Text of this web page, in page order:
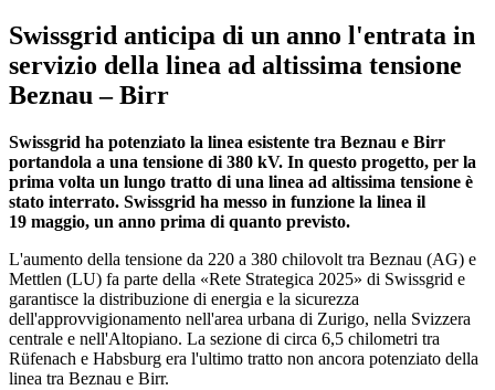
Swissgrid anticipa di un anno l'entrata in
servizio della linea ad altissima tensione
Beznau – Birr
Swissgrid ha potenziato la linea esistente tra Beznau e Birr
portandola a una tensione di 380 kV. In questo progetto, per la
prima volta un lungo tratto di una linea ad altissima tensione è
stato interrato. Swissgrid ha messo in funzione la linea il
19 maggio, un anno prima di quanto previsto.
L'aumento della tensione da 220 a 380 chilovolt tra Beznau (AG) e
Mettlen (LU) fa parte della «Rete Strategica 2025» di Swissgrid e
garantisce la distribuzione di energia e la sicurezza
dell'approvvigionamento nell'area urbana di Zurigo, nella Svizzera
centrale e nell'Altopiano. La sezione di circa 6,5 chilometri tra
Rüfenach e Habsburg era l'ultimo tratto non ancora potenziato della
linea tra Beznau e Birr.